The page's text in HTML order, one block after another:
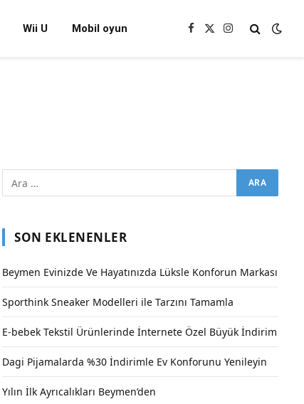
Wii U Mobil oyun Facebook
X
Instagram
SON EKLENENLER
Beymen Evinizde Ve Hayatınızda Lüksle Konforun Markası
Sporthink Sneaker Modelleri ile Tarzını Tamamla
E-bebek Tekstil Ürünlerinde İnternete Özel Büyük İndirim
Dagi Pijamalarda %30 İndirimle Ev Konforunu Yenileyin
Yılın İlk Ayrıcalıkları Beymen’den